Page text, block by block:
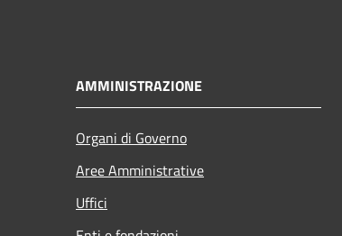
AMMINISTRAZIONE
Organi di Governo
Aree Amministrative
Uffici